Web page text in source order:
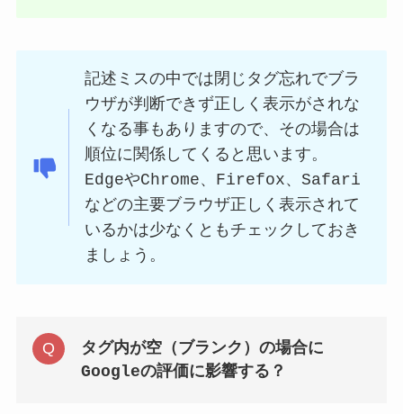
記述ミスの中では閉じタグ忘れでブラ
ウザが判断できず正しく表示がされな
くなる事もありますので、その場合は
順位に関係してくると思います。
EdgeやChrome、Firefox、Safari
などの主要ブラウザ正しく表示されて
いるかは少なくともチェックしておき
ましょう。
タグ内が空（ブランク）の場合に
Googleの評価に影響する？